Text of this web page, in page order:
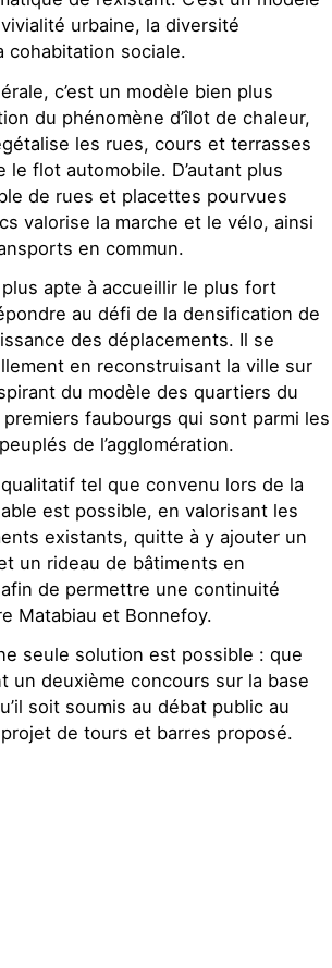
urbaine, la diversité
cohabitation sociale.
c’est un modèle bien plus
du phénomène d’îlot de chaleur,
les rues, cours et terrasses
le flot automobile. D’autant plus
de rues et placettes pourvues
valorise la marche et le vélo, ainsi
en commun.
plus apte à accueillir le plus fort
au défi de la densification de
des déplacements. Il se
en reconstruisant la ville sur
du modèle des quartiers du
faubourgs qui sont parmi les
de l’agglomération.
tel que convenu lors de la
est possible, en valorisant les
existants, quitte à y ajouter un
un rideau de bâtiments en
de permettre une continuité
Matabiau et Bonnefoy.
seule solution est possible : que
un deuxième concours sur la base
soit soumis au débat public au
de tours et barres proposé.